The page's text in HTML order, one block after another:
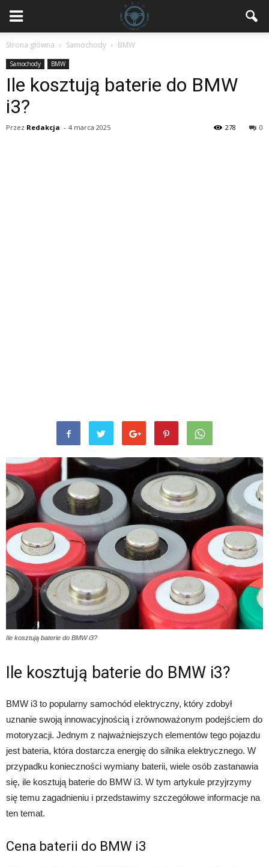
Strona główna Samochody BMW
Samochody BMW
Ile kosztują baterie do BMW
i3?
Przez Redakcja - 4 marca 2025 0
278
Ile kosztują baterie do BMW i3?
Ile kosztują baterie do BMW i3?
BMW i3 to popularny samochód elektryczny, który zdobył
uznanie swoją innowacyjnością i zrównoważonym podejściem do
motoryzacji. Jednym z najważniejszych elementów tego pojazdu
jest bateria, która dostarcza energię do silnika elektrycznego. W
przypadku konieczności wymiany baterii, wiele osób zastanawia
się, ile kosztują baterie do BMW i3. W tym artykule przyjrzymy
się temu zagadnieniu i przedstawimy szczegółowe informacje na
ten temat.
Cena baterii do BMW i3